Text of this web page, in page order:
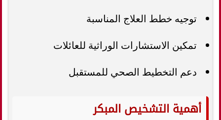
توجيه خطط العلاج المناسبة
تمكين الاستشارات الوراثية للعائلات
دعم التخطيط الصحي للمستقبل
أهمية التشخيص المبكر